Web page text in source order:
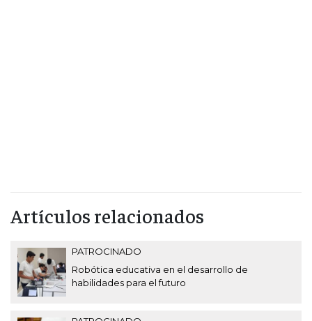
Artículos relacionados
PATROCINADO
Robótica educativa en el desarrollo de
habilidades para el futuro